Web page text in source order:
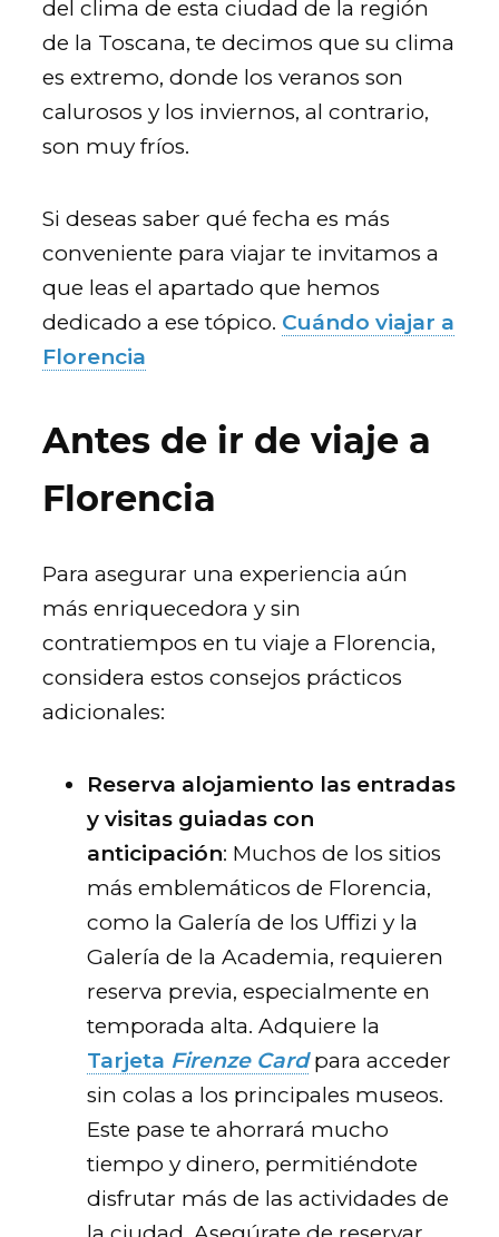
del clima de esta ciudad de la región
de la Toscana, te decimos que su clima
es extremo, donde los veranos son
calurosos y los inviernos, al contrario,
son muy fríos.
Si deseas saber qué fecha es más
conveniente para viajar te invitamos a
que leas el apartado que hemos
dedicado a ese tópico. Cuándo viajar a
Florencia
Antes de ir de viaje a
Florencia
Para asegurar una experiencia aún
más enriquecedora y sin
contratiempos en tu viaje a Florencia,
considera estos consejos prácticos
adicionales:
Reserva alojamiento las entradas
y visitas guiadas con
anticipación: Muchos de los sitios
más emblemáticos de Florencia,
como la Galería de los Uffizi y la
Galería de la Academia, requieren
reserva previa, especialmente en
temporada alta. Adquiere la
Tarjeta Firenze Cardpara acceder
sin colas a los principales museos.
Este pase te ahorrará mucho
tiempo y dinero, permitiéndote
disfrutar más de las actividades de